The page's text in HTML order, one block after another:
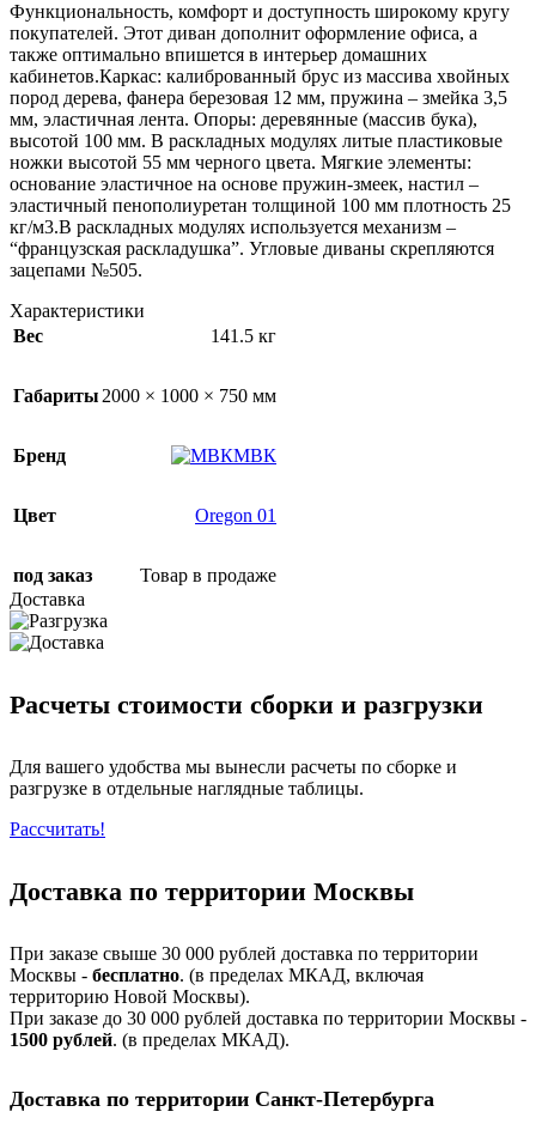
Функциональность, комфорт и доступность широкому кругу
покупателей. Этот диван дополнит оформление офиса, а
также оптимально впишется в интерьер домашних
кабинетов.Каркас: калиброванный брус из массива хвойных
пород дерева, фанера березовая 12 мм, пружина – змейка 3,5
мм, эластичная лента. Опоры: деревянные (массив бука),
высотой 100 мм. В раскладных модулях литые пластиковые
ножки высотой 55 мм черного цвета. Мягкие элементы:
основание эластичное на основе пружин-змеек, настил –
эластичный пенополиуретан толщиной 100 мм плотность 25
кг/м3.В раскладных модулях используется механизм –
“французская раскладушка”. Угловые диваны скрепляются
зацепами №505.
Характеристики
Вес
141.5 кг
Габариты 2000 × 1000 × 750 мм
Бренд МВК
Цвет Oregon 01
под заказ
Товар в продаже
Доставка
Расчеты стоимости сборки и разгрузки
Для вашего удобства мы вынесли расчеты по сборке и
разгрузке в отдельные наглядные таблицы.
Рассчитать!
Доставка по территории Москвы
При заказе свыше 30 000 рублей доставка по территории
Москвы - бесплатно. (в пределах МКАД, включая
территорию Новой Москвы).
При заказе до 30 000 рублей доставка по территории Москвы -
1500 рублей. (в пределах МКАД).
Доставка по территории Санкт-Петербурга